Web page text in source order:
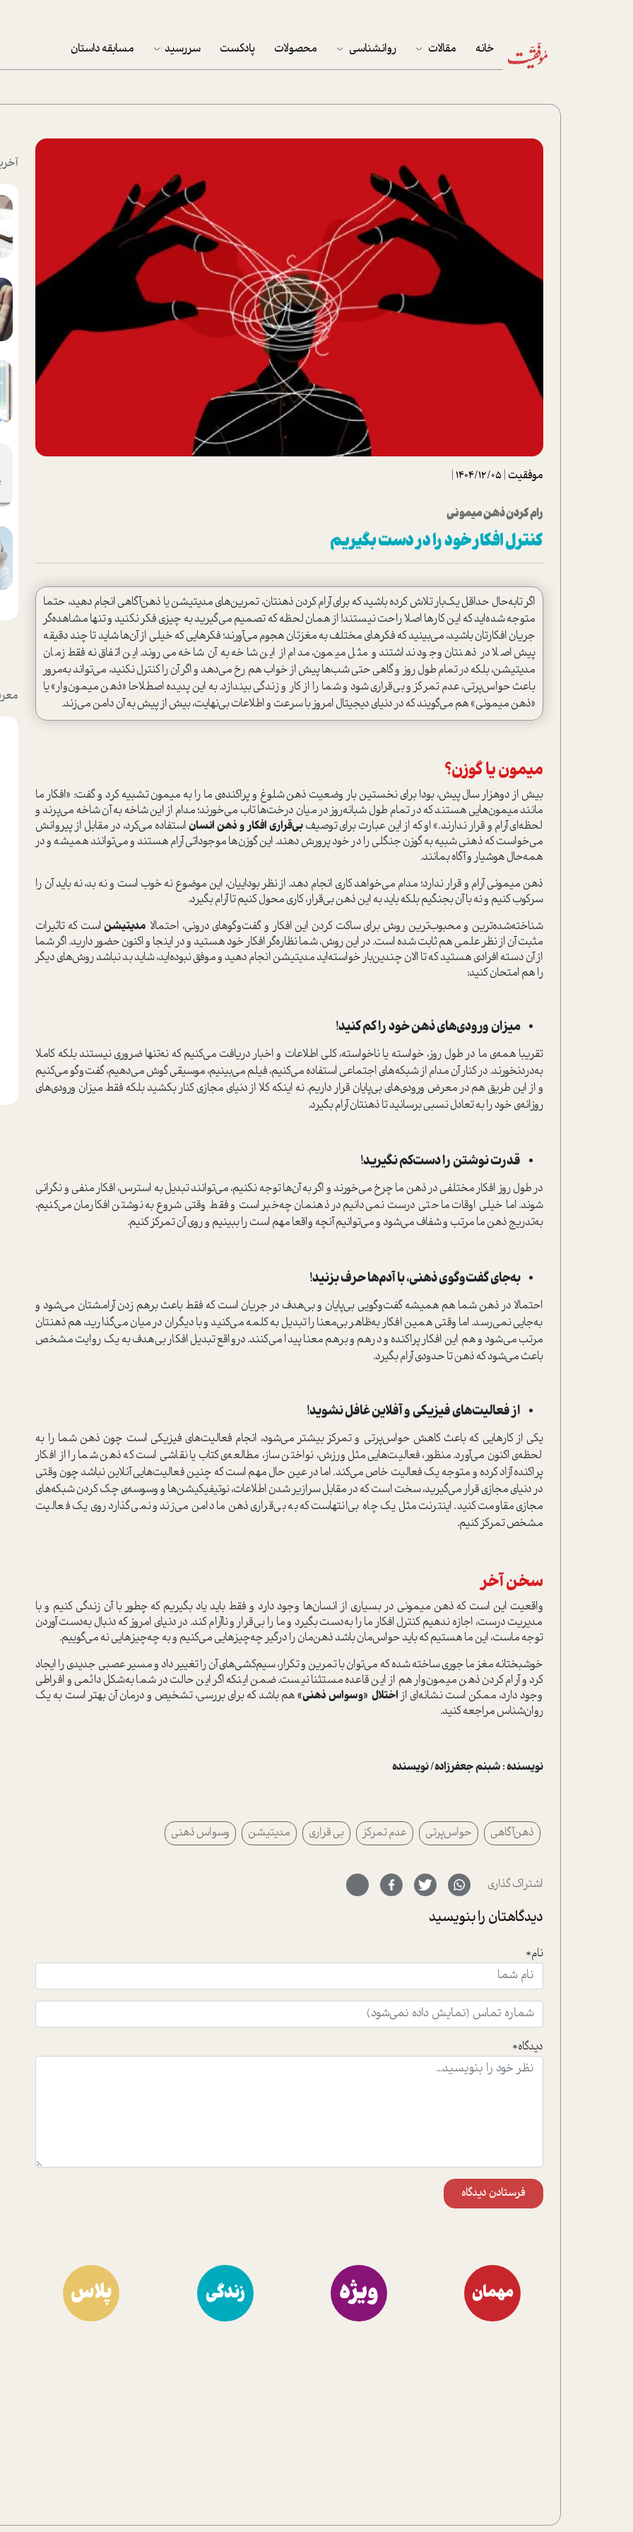
خانه مقالات
زندگی
نوجوان
پلاس
تحلیل فیلم
روانشناسی محصولات پادکست سررسید
تقویم رومیزی
تقویم دیواری
مسابقه داستان
موفقیت |
1404/12/05
|
رام کردن ذهن میمونی
کنترل افکار خود را در دست بگیریم
اگر تابه‌حال حداقل یک‌بار تلاش کرده باشید که برای آرام کردن ذهنتان، تمرین‌های مدیتیشن یا ذهن‌آگاهی انجام دهید، حتما
متوجه شده‌اید که این کارها اصلا راحت نیستند! از همان لحظه که تصمیم می‌گیرید به چیزی فکر نکنید و تنها مشاهده‌گر
جریان افکارتان باشید، می‌بینید که فکرهای مختلف به مغزتان هجوم می‌آورند؛ فکرهایی که خیلی از آن‌ها شاید تا چند دقیقه
پیش اصلا در ذهنتان وجود نداشتند و مثل میمون، مدام از این شاخه به آن شاخه می‌روند. این اتفاق نه‌فقط زمان
مدیتیشن، بلکه در تمام طول روز و گاهی حتی شب‌ها پیش از خواب هم رخ می‌دهد و اگر آن را کنترل نکنید، می‌تواند به‌مرور
باعث حواس‌پرتی، عدم تمرکز و بی‌قراری شود و شما را از کار و زندگی بیندازد. به این پدیده اصطلاحا «ذهن میمون‌وار» یا
«ذهن میمونی» هم می‌گویند که در دنیای دیجیتال امروز با سرعت و اطلاعات بی‌نهایت، بیش از پیش به آن دامن می‌زند.
میمون یا گوزن؟
بیش از دوهزار سال پیش، بودا برای نخستین بار وضعیت ذهن شلوغ و پراکنده‌ی‌ ما را به میمون تشبیه کرد و گفت: «افکار ما
مانند میمون‌هایی هستند که در تمام طول شبانه‌روز در میان درخت‌ها تاب می‌خورند؛ مدام از این شاخه به آن شاخه می‌پرند و
لحظه‌ای آرام و قرار ندارند.» او که از این عبارت برای توصیفبی‌قراری افکار و ذهن انسان‌استفاده می‌کرد، در مقابل از پیروانش
می‌خواست که ذهنی شبیه به گوزن جنگلی را در خود پرورش دهند. این گوزن‌ها موجوداتی آرام هستند و می‌توانند همیشه و در
همه‌حال هوشیار و آگاه بمانند.
ذهن میمونی آرام و قرار ندارد؛ مدام می‌خواهد کاری انجام دهد. از نظر بوداییان، این موضوع نه خوب است و نه بد، نه باید آن را
سرکوب کنیم و نه با آن بجنگیم بلکه باید به این ذهن بی‌قرار، کاری محول کنیم تا آرام بگیرد.
شناخته‌شده‌ترین و محبوب‌ترین روش برای ساکت کردن این افکار و گفت‌وگوهای درونی، احتمالا مدیتیشناست که تاثیرات
مثبت آن از نظر علمی هم ثابت شده است. در این روش، شما نظاره‌‌گر افکار خود هستید و در اینجا و اکنون حضور دارید. اگر شما
از آن دسته افرادی هستید که تا الان چندین‌بار خواسته‌اید مدیتیشن انجام دهید و موفق نبوده‌اید، شاید بد نباشد روش‌های دیگر
را هم امتحان کنید:
میزان ورودی‌های ذهن خود را کم کنید!
تقریبا همه‌ی ما در طول روز، خواسته یا ناخواسته، کلی اطلاعات و اخبار دریافت می‌کنیم که نه‌تنها ضروری نیستند بلکه کاملا
به‌دردنخورند. در کنار آن مدام از شبکه‌های اجتماعی استفاده می‌کنیم، فیلم می‌بینیم، موسیقی گوش می‌دهیم، گفت‌وگو می‌کنیم
و از این طریق هم در معرض ورودی‌های بی‌پایان قرار داریم. نه اینکه کلا از دنیای مجازی کنار بکشید بلکه فقط میزان ورودی‌های
روزانه‌ی خود را به تعادل نسبی برسانید تا ذهنتان آرام بگیرد.
قدرت نوشتن را دست‌کم نگیرید!
در طول روز افکار مختلفی در ذهن ما چرخ می‌خورند و اگر به آن‌ها توجه نکنیم، می‌توانند تبدیل به استرس، افکار منفی و نگرانی
شوند. اما خیلی اوقات ما حتی درست نمی‌دانیم در ذهنمان چه‌خبر است و فقط وقتی شروع به نوشتن افکارمان می‌کنیم،
به‌تدریج ذهن ما مرتب و شفاف می‌شود و می‌توانیم آنچه واقعا مهم است را ببینیم و روی آن تمرکز کنیم.
به‌جای گفت‌وگوی ذهنی، با آدم‌ها حرف بزنید!
احتمالا در ذهن شما هم همیشه گفت‌وگویی بی‌پایان و بی‌هدف در جریان است که فقط باعث برهم زدن آرامشتان می‌شود و
به‌جایی نمی‌رسد. اما وقتی همین افکار به‌ظاهر بی‌معنا را تبدیل به کلمه می‌کنید و با دیگران در میان می‌گذارید، هم ذهنتان
مرتب می‌شود و هم این افکار پراکنده و درهم و برهم معنا پیدا می‌کنند. درواقع تبدیل افکار بی‌هدف به یک روایت مشخص
باعث می‌شود که ذهن تا حدودی آرام بگیرد.
از فعالیت‌های فیزیکی و آفلاین غافل نشوید!
یکی از کارهایی که باعث کاهش حواس‌پرتی و تمرکز بیشتر می‌شود، انجام فعالیت‌های فیزیکی است چون ذهن شما را به
لحظه‌ی اکنون می‌آورد. منظور، فعالیت‌هایی مثل ورزش، نواختن ساز، مطالعه‌ی کتاب یا نقاشی است که ذهن شما را از افکار
پراکنده آزاد کرده و متوجه یک فعالیت خاص می‌کند. اما در عین حال مهم است که چنین فعالیت‌هایی آنلاین نباشد چون وقتی
در دنیای مجازی قرار می‌گیرید، سخت است که در مقابل سرازیر شدن اطلاعات، نوتیفیکیشن‌ها و وسوسه‌ی چک کردن شبکه‌های
مجازی مقاومت کنید. اینترنت مثل یک چاه بی‌انتهاست که به بی‌قراری ذهن ما دامن می‌زند و نمی‌گذارد روی یک فعالیت
مشخص تمرکز کنیم.
سخن آخر
واقعیت این است که ذهن میمونی در بسیاری از انسان‌ها وجود دارد و فقط باید یاد بگیریم که چطور با آن زندگی کنیم و با
مدیریت درست، اجازه ندهیم کنترل افکار ما را به‌دست بگیرد و ما را بی‌قرار و ناآرام کند. در دنیای امروز که دنبال به‌دست آوردن
توجه ماست، این ما هستیم که باید حواس‌مان باشد ذهن‌مان را درگیر چه‌چیزهایی می‌کنیم و به چه‌چیزهایی نه می‌گوییم.
خوشبختانه مغز ما جوری ساخته شده که می‌توان با تمرین و تکرار، سیم‌کشی‌های آن را تغییر داد و مسیر عصبی جدیدی را ایجاد
کرد و آرام کردن ذهن میمون‌وار هم از این قاعده مستثنا نیست. ضمن اینکه اگر این حالت در شما به‌شکل دائمی و افراطی
وجود دارد، ممکن است نشانه‌ای ازاختلال «وسواس ذهنی»هم باشد که برای بررسی، تشخیص و درمان آن بهتر است به یک
روان‌شناس مراجعه کنید.
نویسنده : شبنم جعفرزاده/ نویسنده
ذهن‌آگاهی حواس‌پرتی عدم تمرکز بی قراری مدیتیشن وسواس ذهنی
اشتراک گذاری
دیدگاهتان را بنویسید
نام*
دیدگاه*
فرستادن دیدگاه
مهمان ویژه زندگی پلاس